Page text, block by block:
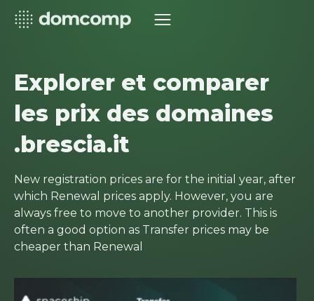
Explorer et comparer
les prix des domaines
.brescia.it
New registration prices are for the initial year, after
which Renewal prices apply. However, you are
always free to move to another provider. This is
often a good option as Transfer prices may be
cheaper than Renewal